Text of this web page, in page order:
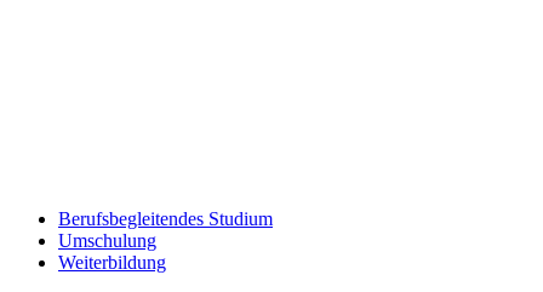
Berufsbegleitendes Studium
Umschulung
Weiterbildung